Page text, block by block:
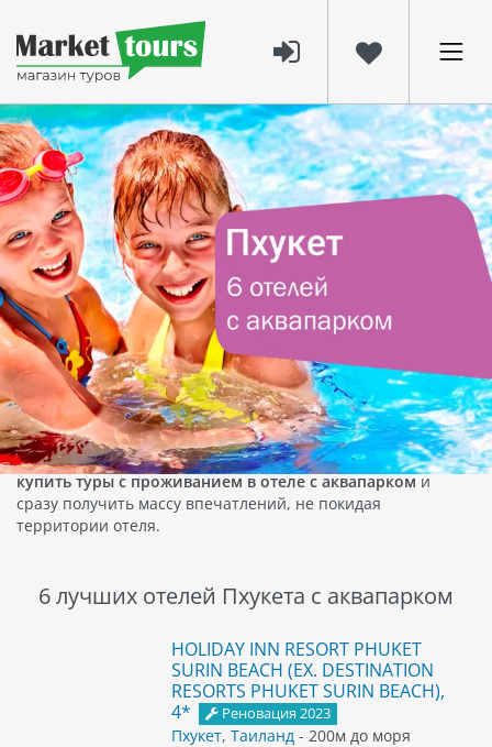
1068 21 апр 2025
Лучшие отели Пхукета с аквапарком
— где отдохнуть с комфортом и
весельем
Ищете идеальный отдых, где детям — радость, а
взрослым — релакс? Добро пожаловать в отели Пхукета
с аквапарком!
Это сочетание лазурного моря, захватывающих водных
горок и уюта тропического курорта.
Такие отели особенно популярны среди туристов из
Казахстана
— с прямыми рейсами изАлматыиАстаны,
туры на Пхукет стали удобными и доступными. Вы можете
купить туры с проживанием в отеле с аквапаркоми
сразу получить массу впечатлений, не покидая
территории отеля.
6 лучших отелей Пхукета с аквапарком
HOLIDAY INN RESORT PHUKET
SURIN BEACH (EX. DESTINATION
RESORTS PHUKET SURIN BEACH),
4*
Реновация 2023
Пхукет,Таиланд - 200м до моря